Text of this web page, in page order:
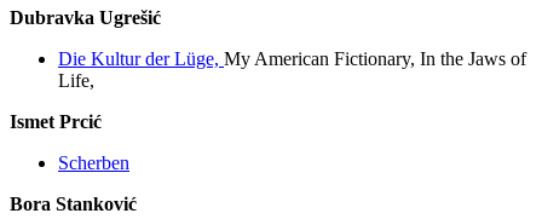
Dubravka Ugrešić
Die Kultur der Lüge, My American Fictionary, In the Jaws of
Life,
Ismet Prcić
Scherben
Bora Stanković